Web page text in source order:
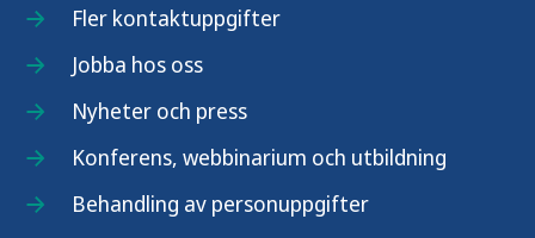
Fler kontaktuppgifter
Jobba hos oss
Nyheter och press
Konferens, webbinarium och utbildning
Behandling av personuppgifter